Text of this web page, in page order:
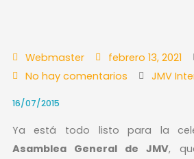
Webmaster febrero 13, 2021
No hay comentarios
JMV
16/07/2015
Ya está todo listo para la
Asamblea General de JMV,